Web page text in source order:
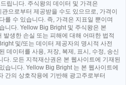
립니다. 주식왕의 데이터 및 가격은
으로부터 제공받을 수도 있으므로, 가격이
를 수 있습니다. 즉, 가격은 지표일 뿐이며
니다. Yellow Big Bright 및 주식왕은 본
생한 손실 또는 피해에 대해 어떠한 법적
및/또는 데이터 제공자의 명시적 사전
데이터를 사용, 저장, 복제, 표시, 수정, 송신
. 모든 지적재산권은 본 웹사이트에 기재된
습니다. Yellow Big Bright 는 본 웹사이트에
간의 상호작용에 기반해 광고주로부터